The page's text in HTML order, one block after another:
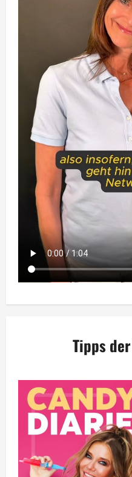
Tipps